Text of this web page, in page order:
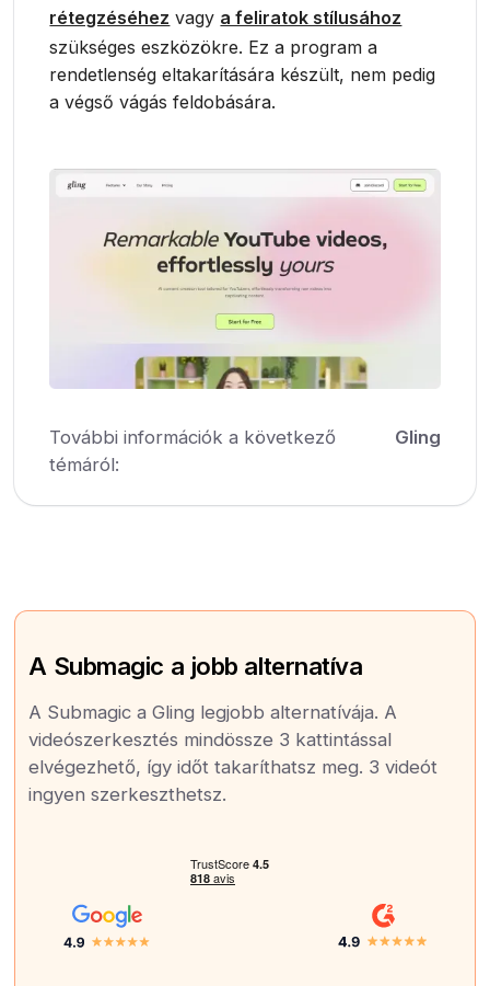
rétegzéséhez vagy a feliratok stílusához
szükséges eszközökre. Ez a program a
rendetlenség eltakarítására készült, nem pedig
a végső vágás feldobására.
További információk a következő
témáról:
Gling
A Submagic a jobb alternatíva
A Submagic a Gling legjobb alternatívája. A
videószerkesztés mindössze 3 kattintással
elvégezhető, így időt takaríthatsz meg. 3 videót
ingyen szerkeszthetsz.